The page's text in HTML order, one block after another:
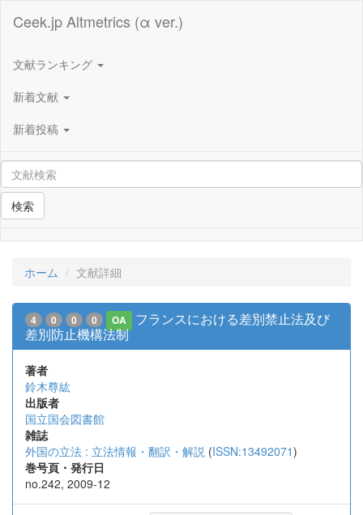
Ceek.jp Altmetrics (α ver.)
文献ランキング
新着文献
新着投稿
検索
ホーム 文献詳細
4 0 0 0 OA
フランスにおける差別禁止法及び
差別防止機構法制
著者
鈴木尊紘
出版者
国立国会図書館
雑誌
外国の立法 : 立法情報・翻訳・解説 (ISSN:13492071)
巻号頁・発行日
no.242, 2009-12